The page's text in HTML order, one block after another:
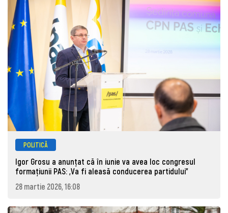
POLITICĂ
Igor Grosu a anunțat că în iunie va avea loc congresul
formațiunii PAS: „Va fi aleasă conducerea partidului”
28 martie 2026, 16:08